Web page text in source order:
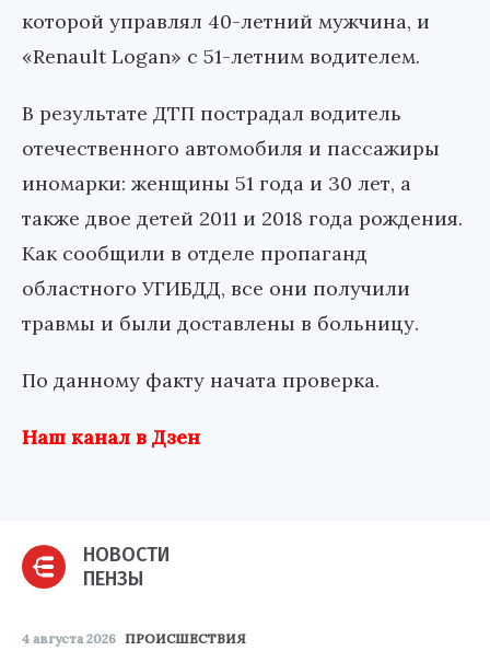
которой управлял 40-летний мужчина, и
«Renault Logan» с 51-летним водителем.
В результате ДТП пострадал водитель
отечественного автомобиля и пассажиры
иномарки: женщины 51 года и 30 лет, а
также двое детей 2011 и 2018 года рождения.
Как сообщили в отделе пропаганд
областного УГИБДД, все они получили
травмы и были доставлены в больницу.
По данному факту начата проверка.
Наш канал в Дзен
НОВОСТИ
ПЕНЗЫ
4 августа 2026 ПРОИСШЕСТВИЯ